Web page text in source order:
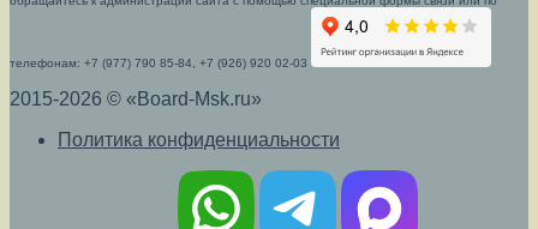
телефонам: +7 (977) 790 85-84, +7 (926) 920 02-03
2015-2026 © «Board-Msk.ru»
Политика конфиденциальности